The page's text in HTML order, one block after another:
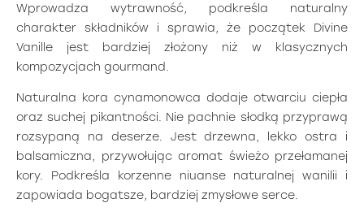
Wprowadza wytrawność, podkreśla naturalny
charakter składników i sprawia, że początek Divine
Vanille jest bardziej złożony niż w klasycznych
kompozycjach gourmand.
Naturalna kora cynamonowca dodaje otwarciu ciepła
oraz suchej pikantności. Nie pachnie słodką przyprawą
rozsypaną na deserze. Jest drzewna, lekko ostra i
balsamiczna, przywołując aromat świeżo przełamanej
kory. Podkreśla korzenne niuanse naturalnej wanilii i
zapowiada bogatsze, bardziej zmysłowe serce.